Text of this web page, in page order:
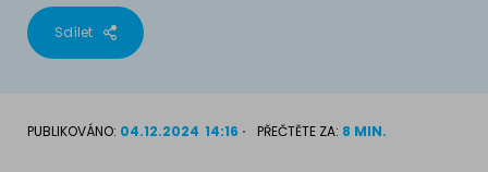
Život se psem
Příslušenství pro psy
Příslušenství pro kočky
PLEMENA KOČEK
Sdílet
PUBLIKOVÁNO: 04.12.2024 14:16 PŘEČTĚTE ZA: 8 MIN.